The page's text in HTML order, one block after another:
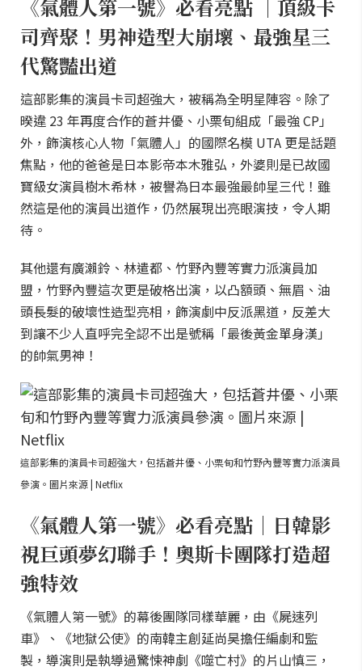
《氣體人第一號》必看亮點 ｜頂級卡
司齊聚！男神造型大崩壞、最強星三
代驚豔出道
這部影集的演員卡司超強大，被稱為全明星陣容。除了
暌違 23 年再度合作的蒼井優、小栗旬組成「最強 CP」
外，飾演核心人物「氣體人」的國際名模 UTA 更是話題
焦點，他的爸爸是日本影帝本木雅弘，外婆則是已故國
寶級女演員樹木希林，被譽為日本最強最帥星三代！雖
然這是他的演員出道作，仍然展現出亮眼演技，令人期
待。
其他還有廣瀨鈴、林遣都、竹野內豐等實力派演員加
盟，竹野內豐這次更是破格出演，以凸額頭、無眉、油
頭長髮的破壞性造型亮相，飾演劇中反派黑道，反差大
到讓不少人直呼完全認不出是號稱「最後黃金單身漢」
的帥氣男神！
這部影集的演員卡司超強大，包括蒼井優、小栗旬和竹野內豐等實力派演員
參演。圖片來源 | Netflix
《氣體人第一號》必看亮點｜日韓影
視巨頭夢幻聯手！奧斯卡團隊打造超
強特效
《氣體人第一號》的幕後團隊同樣華麗，由《屍速列
車》、《地獄公使》的南韓主創延尚昊擔任編劇和監
製，導演則是執導過驚悚神劇《噬亡村》的片山慎三，